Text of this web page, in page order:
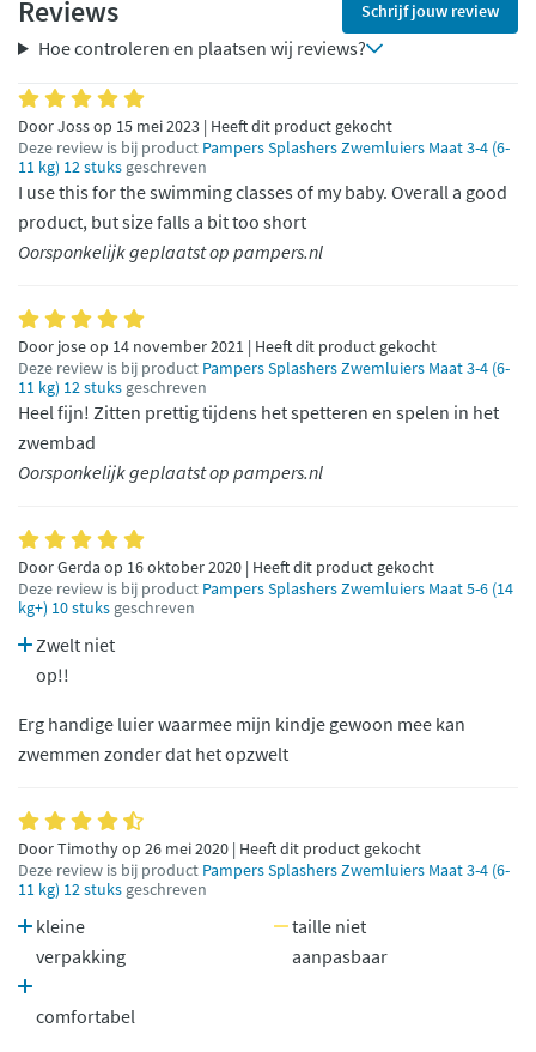
Reviews Schrijf jouw review
Hoe controleren en plaatsen wij reviews?
Door Joss op 15 mei 2023 | Heeft dit product gekocht
Deze review is bij product Pampers Splashers Zwemluiers Maat 3-4 (6-
11 kg) 12 stuks geschreven
I use this for the swimming classes of my baby. Overall a good
product, but size falls a bit too short
Oorsponkelijk geplaatst op pampers.nl
Door jose op 14 november 2021 | Heeft dit product gekocht
Deze review is bij product Pampers Splashers Zwemluiers Maat 3-4 (6-
11 kg) 12 stuks geschreven
Heel fijn! Zitten prettig tijdens het spetteren en spelen in het
zwembad
Oorsponkelijk geplaatst op pampers.nl
Door Gerda op 16 oktober 2020 | Heeft dit product gekocht
Deze review is bij product Pampers Splashers Zwemluiers Maat 5-6 (14
kg+) 10 stuks geschreven
Zwelt niet
op!!
Erg handige luier waarmee mijn kindje gewoon mee kan
zwemmen zonder dat het opzwelt
Door Timothy op 26 mei 2020 | Heeft dit product gekocht
Deze review is bij product Pampers Splashers Zwemluiers Maat 3-4 (6-
11 kg) 12 stuks geschreven
kleine
verpakking
comfortabel
taille niet
aanpasbaar